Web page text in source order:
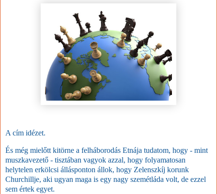
A cím idézet.
És még mielőtt kitörne a felháborodás Etnája tudatom, hogy - mint
muszkavezető - tisztában vagyok azzal, hogy folyamatosan
helytelen erkölcsi állásponton állok, hogy Zelenszkíj korunk
Churchillje, aki ugyan maga is egy nagy szemétláda volt, de ezzel
sem értek egyet.